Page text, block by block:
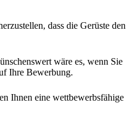
dass die Gerüste den
wäre es, wenn Sie
Ihre Bewerbung.
Ihnen eine wettbewerbsfähige